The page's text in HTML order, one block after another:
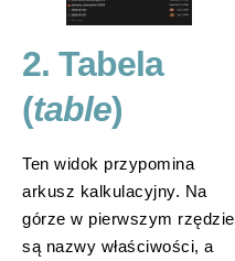
2. Tabela
(table)
Ten widok przypomina
arkusz kalkulacyjny. Na
górze w pierwszym rzędzie
są nazwy właściwości, a